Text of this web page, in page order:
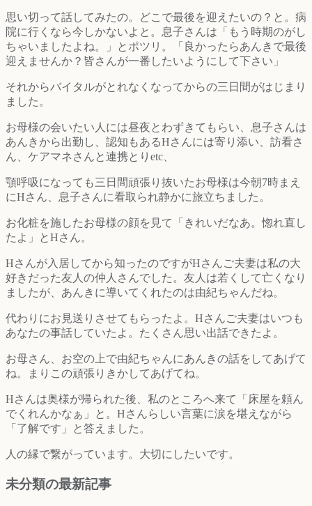
思い切って話してみたの。どこで最後を迎えたいの？と。病
院に行くなら今しかないよと。息子さんは「もう時期のがし
ちゃいましたよね。」とポツリ。「良かったらあんきで最後
迎えませんか？皆さんが一番したいようにして下さい」
それからバイタルがとれなくなってからの三日間がはじまり
ました。
お母様の会いたい人には昼夜とわずきてもらい、息子さんは
あんきから出勤し、認知もあるHさんには寄り添い、訪看さ
ん、ケアマネさんと連携とりetc、
顎呼吸になっても三日間頑張り抜いたお母様は今朝7時まえ
にHさん、息子さんに看取られ静かに旅立ちました。
お化粧を施したお母様の顔を見て「きれいだなあ。惚れ直し
たよ」とHさん。
Hさんが入居してから知ったのですがHさんご夫妻は私の大
好きだった友人の仲人さんでした。友人は若くして亡くなり
ましたが、あんきに導いてくれたのは由紀ちゃんだね。
代わりにお見送りさせてもらったよ。Hさんご夫妻はいつも
あなたの事話していたよ。たくさん思い出話できたよ。
お母さん、お空の上で由紀ちゃんにあんきの話をしてあげて
ね。まりこの頑張りきかしてあげてね。
Hさんは奥様が帰られた後、私のところへ来て「床屋を頼ん
でくれんかなぁ」と。Hさんらしい言葉に涙を堪えながら
「了解です」と答えました。
人の縁で繋がっています。大切にしたいです。
未分類の最新記事